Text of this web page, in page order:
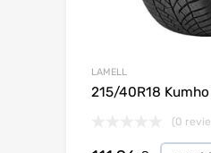
LAMELL
215/40R18
(0